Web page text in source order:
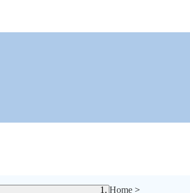
Home >